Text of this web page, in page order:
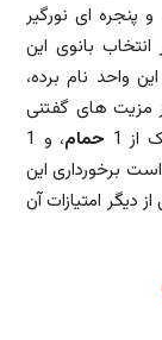
پنجره ای نورگیر
بانوی این
این واحد نام برده،
مزیت های گفتنی
1
حمام، و 1
برخورداری این
دیگر امتیازات آن